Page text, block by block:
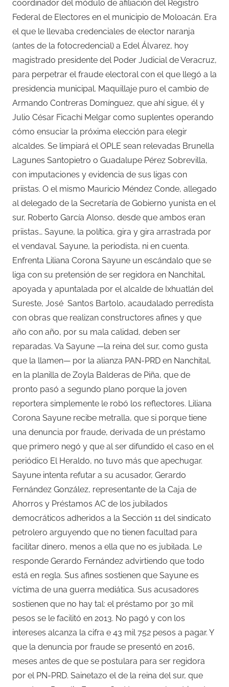
coordinador del módulo de afiliación del Registro
Federal de Electores en el municipio de Moloacán. Era
el que le llevaba credenciales de elector naranja
(antes de la fotocredencial) a Edel Álvarez, hoy
magistrado presidente del Poder Judicial de Veracruz,
para perpetrar el fraude electoral con el que llegó a la
presidencia municipal. Maquillaje puro el cambio de
Armando Contreras Domínguez, que ahí sigue, él y
Julio César Ficachi Melgar como suplentes operando
cómo ensuciar la próxima elección para elegir
alcaldes. Se limpiará el OPLE sean relevadas Brunella
Lagunes Santopietro o Guadalupe Pérez Sobrevilla,
con imputaciones y evidencia de sus ligas con
priistas. O el mismo Mauricio Méndez Conde, allegado
al delegado de la Secretaría de Gobierno yunista en el
sur, Roberto García Alonso, desde que ambos eran
priistas… Sayune, la política, gira y gira arrastrada por
el vendaval. Sayune, la periodista, ni en cuenta.
Enfrenta Liliana Corona Sayune un escándalo que se
liga con su pretensión de ser regidora en Nanchital,
apoyada y apuntalada por el alcalde de Ixhuatlán del
Sureste, José Santos Bartolo, acaudalado perredista
con obras que realizan constructores afines y que
año con año, por su mala calidad, deben ser
reparadas. Va Sayune —la reina del sur, como gusta
que la llamen— por la alianza PAN-PRD en Nanchital,
en la planilla de Zoyla Balderas de Piña, que de
pronto pasó a segundo plano porque la joven
reportera simplemente le robó los reflectores. Liliana
Corona Sayune recibe metralla, que si porque tiene
una denuncia por fraude, derivada de un préstamo
que primero negó y que al ser difundido el caso en el
periódico El Heraldo, no tuvo más que apechugar.
Sayune intenta refutar a su acusador, Gerardo
Fernández González, representante de la Caja de
Ahorros y Préstamos AC de los jubilados
democráticos adheridos a la Sección 11 del sindicato
petrolero arguyendo que no tienen facultad para
facilitar dinero, menos a ella que no es jubilada. Le
responde Gerardo Fernández advirtiendo que todo
está en regla. Sus afines sostienen que Sayune es
víctima de una guerra mediática. Sus acusadores
sostienen que no hay tal: el préstamo por 30 mil
pesos se le facilitó en 2013. No pagó y con los
intereses alcanza la cifra e 43 mil 752 pesos a pagar. Y
que la denuncia por fraude se presentó en 2016,
meses antes de que se postulara para ser regidora
por el PN-PRD. Sainetazo el de la reina del sur, que